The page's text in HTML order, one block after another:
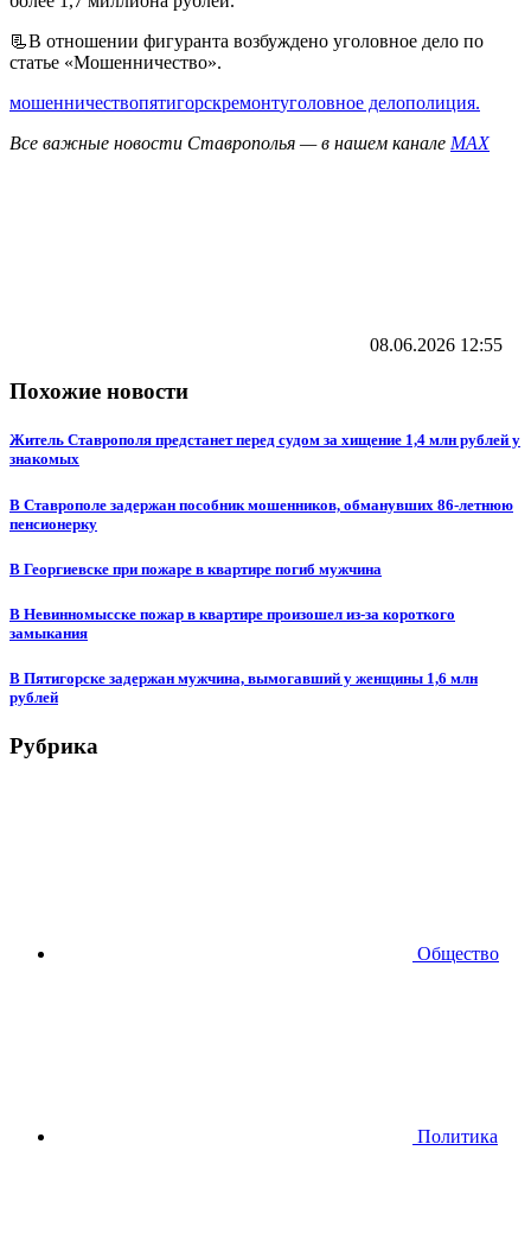
📃В отношении фигуранта возбуждено уголовное дело по
статье «Мошенничество».
мошенничествопятигорскремонтуголовное делополиция.
Все важные новости Ставрополья — в нашем канале MAX
08.06.2026 12:55
Похожие новости
Житель Ставрополя предстанет перед судом за хищение 1,4 млн рублей у
знакомых
В Ставрополе задержан пособник мошенников, обманувших 86-летнюю
пенсионерку
В Георгиевске при пожаре в квартире погиб мужчина
В Невинномысске пожар в квартире произошел из-за короткого
замыкания
В Пятигорске задержан мужчина, вымогавший у женщины 1,6 млн
рублей
Рубрика
Общество
Политика